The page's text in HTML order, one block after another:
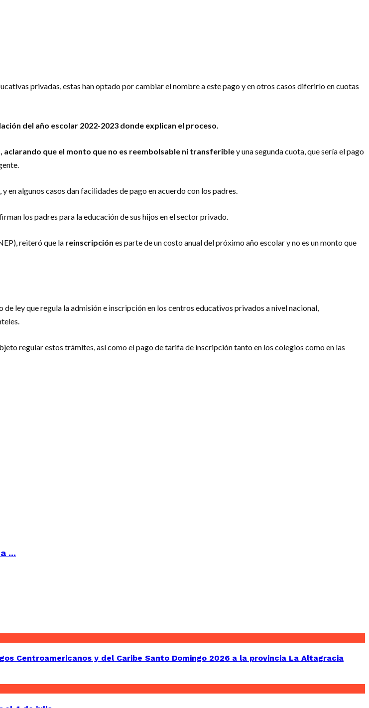
privadas, estas han optado por cambiar el nombre a este pago y en otros casos diferirlo en cuotas
del año escolar 2022-2023 donde explican el proceso.
aclarando que el monto que no es reembolsable ni transferibley una segunda cuota, que sería el pago
y en algunos casos dan facilidades de pago en acuerdo con los padres.
los padres para la educación de sus hijos en el sector privado.
reiteró que la reinscripción es parte de un costo anual del próximo año escolar y no es un monto que
ley que regula la admisión e inscripción en los centros educativos privados a nivel nacional,
regular estos trámites, así como el pago de tarifa de inscripción tanto en los colegios como en las
...
Centroamericanos y del Caribe Santo Domingo 2026 a la provincia La Altagracia